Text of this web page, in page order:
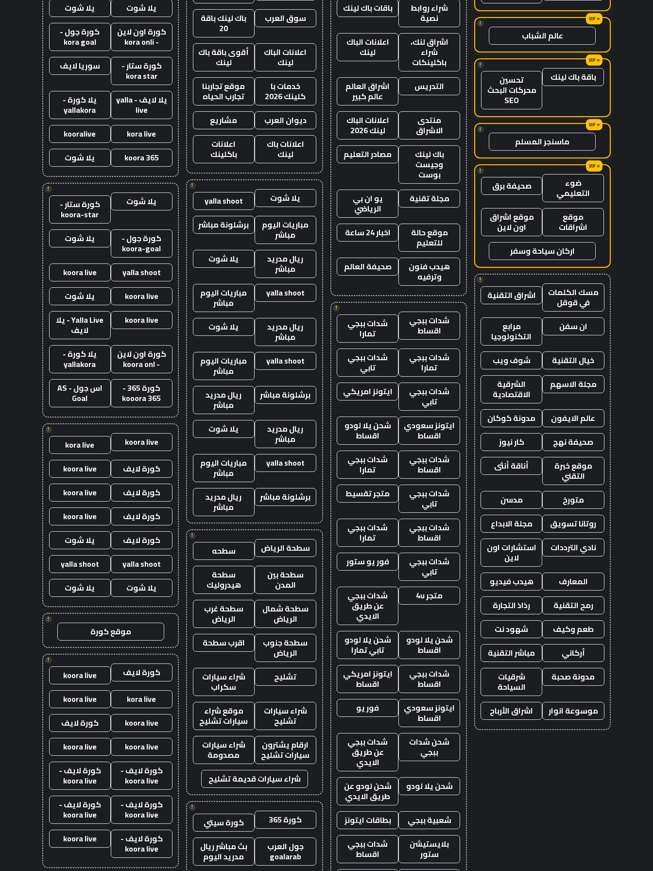
!
عالم الشباب
!
باقة باك لينك تحسين
محركات البحث
SEO
!
ماسنجر المسلم
!
ضوء
التعليمي صحيفة برق
موقع
اشراقات
موقع اشراق
اون لاين
اركان سياحة وسفر
!
مسك الكلمات
في قوقل اشراق التقنية
ان سفن مرابع
التكنولوجيا
خيال التقنية
شوف ويب
مجلة الاسهم
الشرقية
الاقتصادية
عالم الايفون
مدونة كوكان
صحيفة نهج
كار نيوز
موقع خبرة
التقني
أناقة أنثى
متورخ
مدسن
روتانا تسويق
مجلة الابداع
نادي الترددات
استشارات اون
لاين
المعارف
هيدب فيديو
رمح التقنية
رذاذ التجارة
طعم وكيف
شهود نت
أركاني
مباشر التقنية
مدونة صحبة
شرقيات
السياحة
موسوعة انوار
اشراق الأرباح
شراء روابط
نصية
باقات باك لينك
اشراق لنك،
شراء
باكلينكات
اعلانات الباك
لينك
التدريس اشراق العالم
عالم كبير
منتدى
الاشراق
اعلانات الباك
لينك 2026
باك لينك
وجيست
بوست
مصادر التعليم
مجلة تقنية يو ان بي
الرياضي
موقع حالة
للتعليم
اخبار 24 ساعة
هيدب فنون
وترفيه
صحيفة العالم
!
شدات ببجي
اقساط شدات ببجي
تمارا
شدات ببجي
تمارا
شدات ببجي
تابي
شدات ببجي
تابي
ايتونز امريكي
ايتونز سعودي
اقساط
شحن يلا لودو
اقساط
شدات ببجي
اقساط
شدات ببجي
تمارا
شدات ببجي
تابي
متجر تقسيط
شدات ببجي
اقساط
شدات ببجي
تمارا
شدات ببجي
تابي
فور يو ستور
متجر 4u شدات ببجي
عن طريق
الايدي
شحن يلا لودو
اقساط
شحن يلا لودو
تابي تمارا
شدات ببجي
اقساط
ايتونز امريكي
اقساط
ايتونز سعودي
اقساط
فور يو
شحن شدات
ببجي
شدات ببجي
عن طريق
الايدي
شحن يلا لودو
شحن لودو عن
طريق الايدي
شعبية ببجي
بطاقات ايتونز
بلايستيشن
ستور
شدات ببجي
اقساط
سوق العرب
باك لينك باقة
20
اعلانات الباك
لينك
أقوى باقة باك
لينك
خدمات با
كلينك 2026
موقع تجاربنا
تجارب الحياه
ديوان العرب
مشاريع
اعلانات باك
لينك
اعلانات
باكلينك
!
يلا شوت
yalla shoot
مباريات اليوم
مباشر
برشلونة مباشر
ريال مدريد
مباشر
يلا شوت
yalla shoot مباريات اليوم
مباشر
ريال مدريد
مباشر
يلا شوت
yalla shoot مباريات اليوم
مباشر
برشلونة مباشر
ريال مدريد
مباشر
ريال مدريد
مباشر
يلا شوت
yalla shoot مباريات اليوم
مباشر
برشلونة مباشر
ريال مدريد
مباشر
!
سطحة الرياض
سطحه
سطحة بين
المدن
سطحة
هيدروليك
سطحة شمال
الرياض
سطحة غرب
الرياض
سطحة جنوب
الرياض
اقرب سطحة
تشليح شراء سيارات
سكراب
شراء سيارات
تشليح
موقع شراء
سيارات تشليح
ارقام يشترون
سيارات تشليح
شراء سيارات
مصدومة
شراء سيارات قديمة تشليح
!
كورة 365
كورة سيتي
جول العرب
goalarab
بث مباشر ريال
مدريد اليوم
يلا شوت
يلا شوت
كورة اون لاين
- kora onli
كورة جول -
kora goal
كورة ستار -
kora star
سوريا لايف
يلا لايف - yalla
live
يلا كورة -
yallakora
kora live
kooralive
koora 365
يلا شوت
!
يلا شوت كورة ستار -
koora-star
كورة جول -
koora-goal
يلا شوت
yalla shoot
koora live
koora live
يلا شوت
koora live
Yalla Live - يلا
لايف
كورة اون لاين
- koora onl
يلا كورة -
yallakora
كورة 365 -
kooora 365
اس جول - AS
Goal
!
koora live
kora live
كورة لايف
koora live
كورة لايف
koora live
كورة لايف
koora live
كورة لايف
يلا شوت
yalla shoot
yalla shoot
يلا شوت
يلا شوت
!
موقع كورة
!
كورة لايف
koora live
kora live
koora live
koora live
كورة لايف
koora live
koora live
كورة لايف -
koora live
كورة لايف -
koora live
كورة لايف -
koora live
كورة لايف -
koora live
كورة لايف -
koora live
koora live